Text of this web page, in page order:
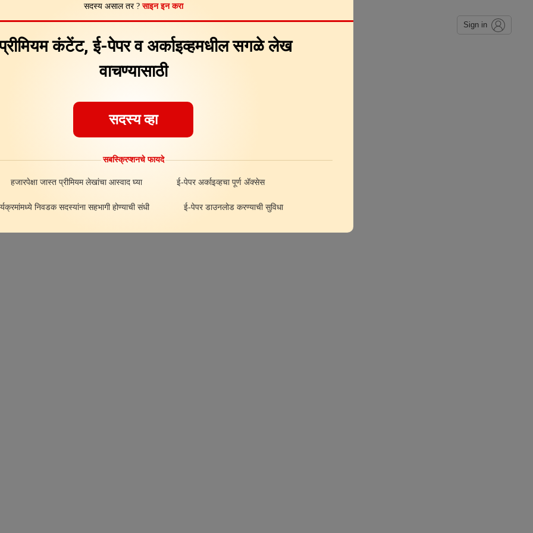
सदस्य असाल तर ?साइन इन करा
कंटेंट, ई-पेपर व अर्काइव्हमधील सगळे लेख
वाचण्यासाठी
सदस्य व्हा
सबस्क्रिप्शनचे फायदे
हजारपेक्षा जास्त प्रीमियम लेखांचा आस्वाद घ्या ई-पेपर अर्काइव्हचा पूर्ण अ‍ॅक्सेस
निवडक सदस्यांना सहभागी होण्याची संधी ई-पेपर डाउनलोड करण्याची सुविधा
Sign in
Feedback About